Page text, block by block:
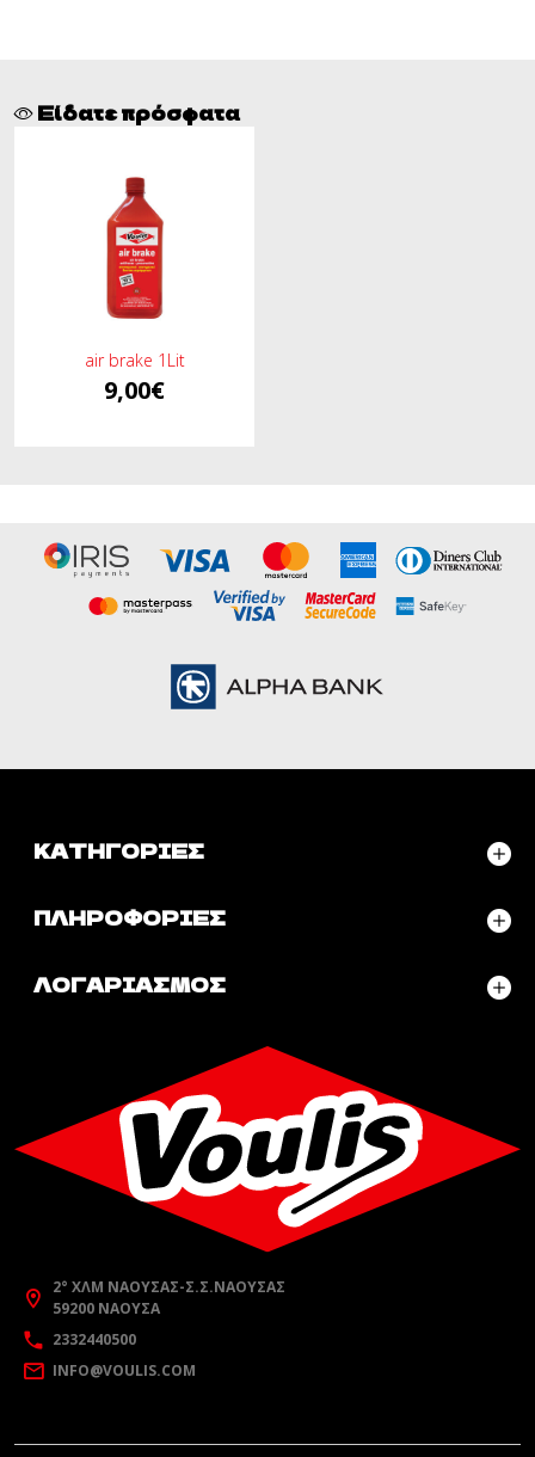
Είδατε πρόσφατα
air brake 1Lit
9,00€
ΚΑΤΗΓΟΡΊΕΣ
ΠΛΗΡΟΦΟΡΊΕΣ
ΛΟΓΑΡΙΑΣΜΌΣ
2° ΧΛΜ ΝΆΟΥΣΑΣ-Σ.Σ.ΝΆΟΥΣΑΣ
59200 ΝΆΟΥΣΑ
2332440500
INFO@VOULIS.COM